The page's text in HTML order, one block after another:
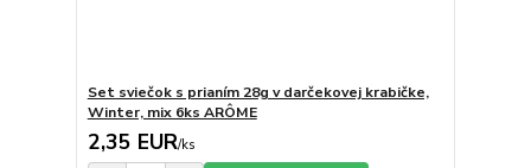
Set sviečok s prianím 28g v darčekovej krabičke,
Winter, mix 6ks ARÔME
2,35 EUR/ks